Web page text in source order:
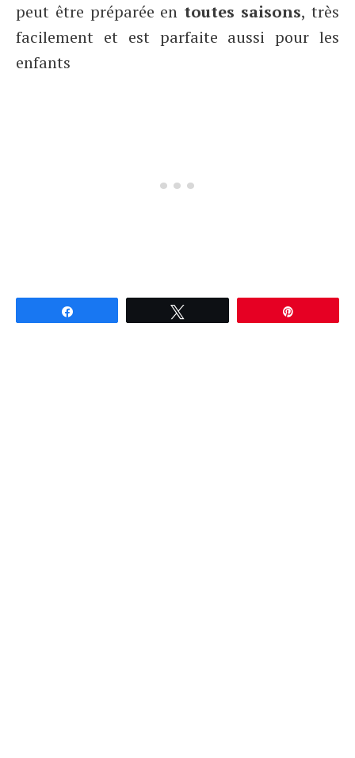
peut être préparée en toutes saisons, très
facilement et est parfaite aussi pour les
enfants